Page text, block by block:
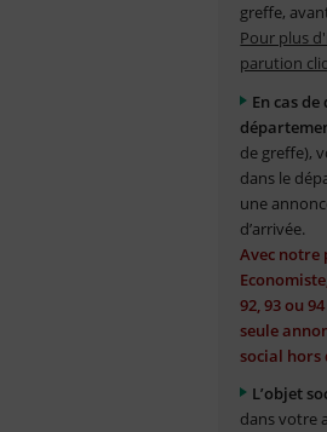
greffe,
Pour plus
parution
En cas
de greffe),
dans le
une
d’arrivée.
Avec notre
92, 93 ou
seule
social
L’objet
dans votre